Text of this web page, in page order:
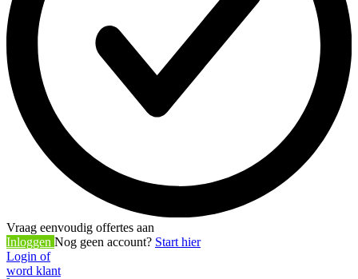
Vraag eenvoudig offertes aan
Inloggen Nog geen account? Start hier
Login of
word klant